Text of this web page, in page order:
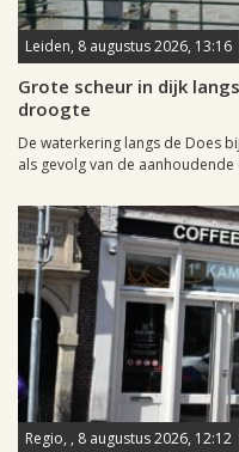
Leiden, 8 augustus 2026, 13:16
Grote scheur in dijk
droogte
De waterkering langs de Does
als gevolg van de
Regio, , 8 augustus 2026, 12:12